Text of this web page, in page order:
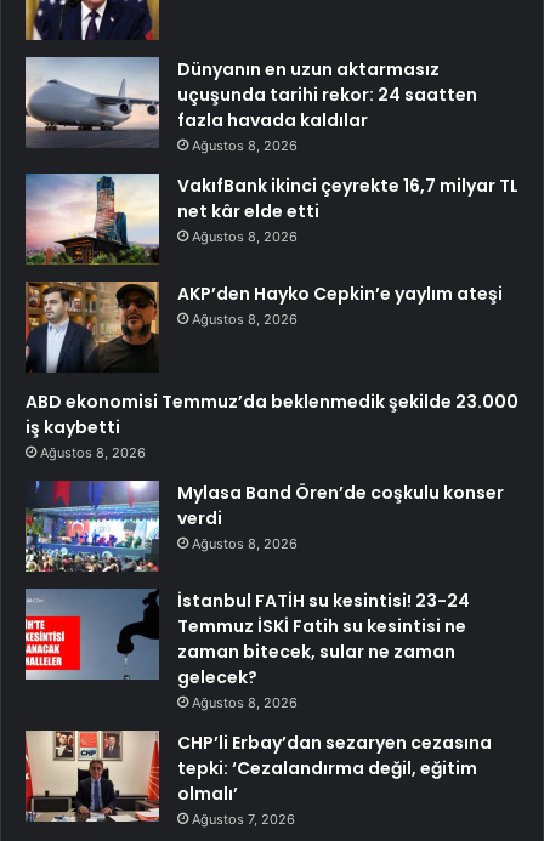
Dünyanın en uzun aktarmasız
uçuşunda tarihi rekor: 24 saatten
fazla havada kaldılar
Ağustos 8, 2026
VakıfBank ikinci çeyrekte 16,7 milyar TL
net kâr elde etti
Ağustos 8, 2026
AKP’den Hayko Cepkin’e yaylım ateşi
Ağustos 8, 2026
ABD ekonomisi Temmuz’da beklenmedik şekilde 23.000
iş kaybetti
Ağustos 8, 2026
Mylasa Band Ören’de coşkulu konser
verdi
Ağustos 8, 2026
İstanbul FATİH su kesintisi! 23-24
Temmuz İSKİ Fatih su kesintisi ne
zaman bitecek, sular ne zaman
gelecek?
Ağustos 8, 2026
CHP’li Erbay’dan sezaryen cezasına
tepki: ‘Cezalandırma değil, eğitim
olmalı’
Ağustos 7, 2026